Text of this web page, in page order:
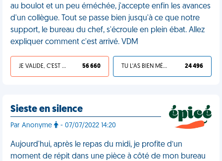
au boulot et un peu éméchée, j'accepte enfin les avances
d'un collègue. Tout se passe bien jusqu'à ce que notre
support, le bureau du chef, s'écroule en plein ébat. Allez
expliquer comment c'est arrivé. VDM
JE VALIDE, C'EST UNE VDM 56 660 TU L'AS BIEN MÉRITÉ 24 496
Sieste en silence
Par Anonyme - 07/07/2022 14:20
Aujourd'hui, après le repas du midi, je profite d’un
moment de répit dans une pièce à côté de mon bureau